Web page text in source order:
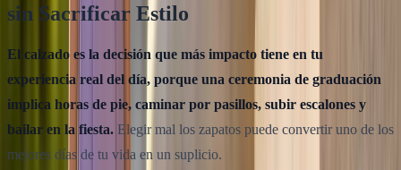
sin Sacrificar Estilo
El calzado es la decisión que más impacto tiene en tu
experiencia real del día, porque una ceremonia de graduación
implica horas de pie, caminar por pasillos, subir escalones y
bailar en la fiesta. Elegir mal los zapatos puede convertir uno de los
mejores días de tu vida en un suplicio.